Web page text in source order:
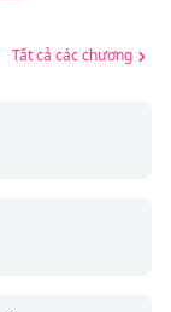
Tất cả các chương